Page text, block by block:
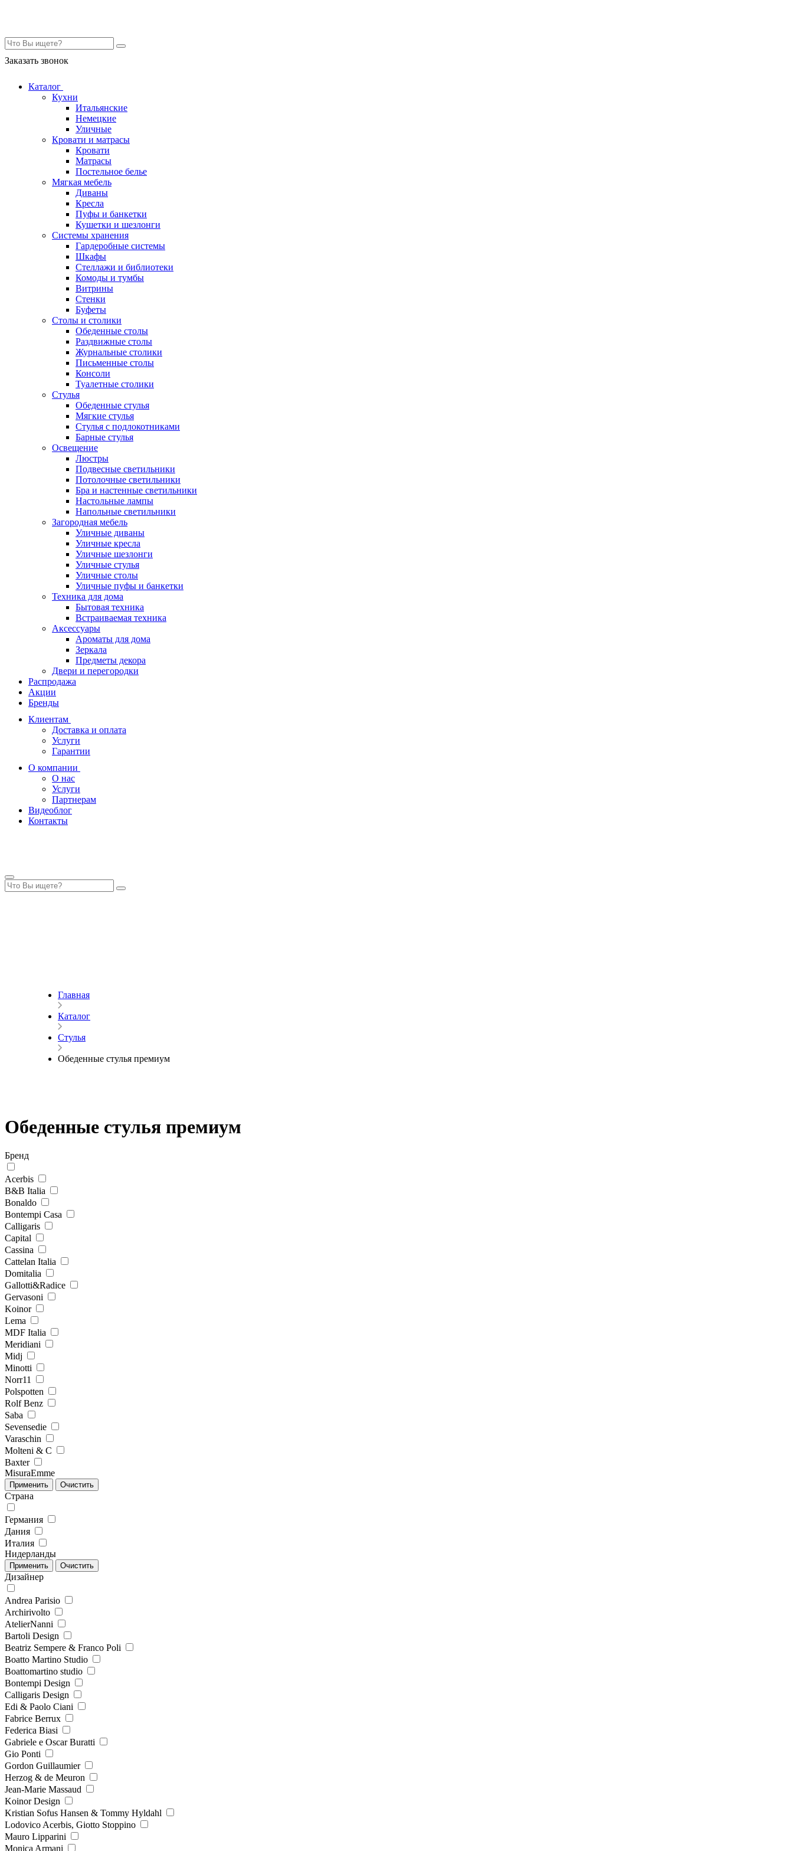
Заказать звонок
Каталог
Кухни
Итальянские
Немецкие
Уличные
Кровати и матрасы
Кровати
Матрасы
Постельное белье
Мягкая мебель
Диваны
Кресла
Пуфы и банкетки
Кушетки и шезлонги
Системы хранения
Гардеробные системы
Шкафы
Стеллажи и библиотеки
Комоды и тумбы
Витрины
Стенки
Буфеты
Столы и столики
Обеденные столы
Раздвижные столы
Журнальные столики
Письменные столы
Консоли
Туалетные столики
Стулья
Обеденные стулья
Мягкие стулья
Стулья с подлокотниками
Барные стулья
Освещение
Люстры
Подвесные светильники
Потолочные светильники
Бра и настенные светильники
Настольные лампы
Напольные светильники
Загородная мебель
Уличные диваны
Уличные кресла
Уличные шезлонги
Уличные стулья
Уличные столы
Уличные пуфы и банкетки
Техника для дома
Бытовая техника
Встраиваемая техника
Аксессуары
Ароматы для дома
Зеркала
Предметы декора
Двери и перегородки
Распродажа
Акции
Бренды
Клиентам
Доставка и оплата
Услуги
Гарантии
О компании
О нас
Услуги
Партнерам
Видеоблог
Контакты
Главная
Каталог
Стулья
Обеденные стулья премиум
Обеденные стулья премиум
Бренд
Acerbis
B&B Italia
Bonaldo
Bontempi Casa
Calligaris
Capital
Cassina
Cattelan Italia
Domitalia
Gallotti&Radice
Gervasoni
Koinor
Lema
MDF Italia
Meridiani
Midj
Minotti
Norr11
Polspotten
Rolf Benz
Saba
Sevensedie
Varaschin
Molteni & C
Baxter
MisuraEmme
Страна
Германия
Дания
Италия
Нидерланды
Дизайнер
Andrea Parisio
Archirivolto
AtelierNanni
Bartoli Design
Beatriz Sempere & Franco Poli
Boatto Martino Studio
Boattomartino studio
Bontempi Design
Calligaris Design
Edi & Paolo Ciani
Fabrice Berrux
Federica Biasi
Gabriele e Oscar Buratti
Gio Ponti
Gordon Guillaumier
Herzog & de Meuron
Jean-Marie Massaud
Koinor Design
Kristian Sofus Hansen & Tommy Hyldahl
Lodovico Acerbis, Giotto Stoppino
Mauro Lipparini
Monica Armani